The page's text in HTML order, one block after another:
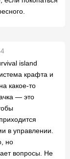
island
крафта и
какое-то
— это
в управлении.
но
вопросы. Не